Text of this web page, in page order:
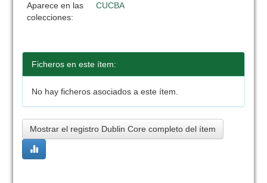
Aparece en las
colecciones:
CUCBA
Ficheros en este ítem:
No hay ficheros asociados a este ítem.
Mostrar el registro Dublin Core completo del ítem